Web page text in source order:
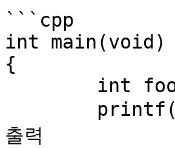
```cpp
int main(void)
{
출력